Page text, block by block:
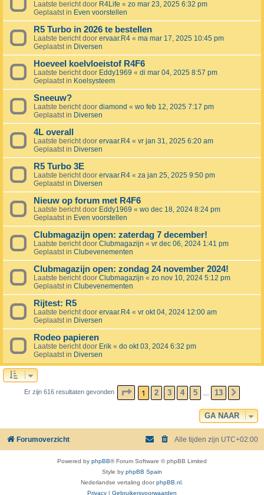
Laatste bericht door R4Life « zo mar 23, 2025 6:32 pm
Geplaatst in Even voorstellen
R5 Turbo in 2026 te bestellen
Laatste bericht door ervaar.R4 « ma mar 17, 2025 10:45 pm
Geplaatst in Diversen
Hoeveel koelvloeistof R4F6
Laatste bericht door Eddy1969 « di mar 04, 2025 8:57 pm
Geplaatst in Koelsysteem
Sneeuw?
Laatste bericht door diamond « wo feb 12, 2025 7:17 pm
Geplaatst in Diversen
4L overall
Laatste bericht door ervaar.R4 « vr jan 31, 2025 6:20 am
Geplaatst in Diversen
R5 Turbo 3E
Laatste bericht door ervaar.R4 « za jan 25, 2025 9:50 pm
Geplaatst in Diversen
Nieuw op forum met R4F6
Laatste bericht door Eddy1969 « wo dec 18, 2024 8:24 pm
Geplaatst in Even voorstellen
Clubmagazijn open: zaterdag 7 december!
Laatste bericht door Clubmagazijn « vr dec 06, 2024 1:41 pm
Geplaatst in Clubevenementen
Clubmagazijn open: zondag 24 november 2024!
Laatste bericht door Clubmagazijn « zo nov 10, 2024 5:12 pm
Geplaatst in Clubevenementen
Rijtest: R5
Laatste bericht door ervaar.R4 « vr okt 04, 2024 12:00 am
Geplaatst in Diversen
Rodeo papieren
Laatste bericht door Erik « do okt 03, 2024 6:32 pm
Geplaatst in Diversen
Er zijn 616 resultaten gevonden PAGINA VAN 13
1 2 3 4 5 13
GA NAAR
Forumoverzicht Alle tijden zijn UTC+02:00
Powered by phpBB® Forum Software © phpBB Limited
Style by phpBB Spain
Nederlandse vertaling doorphpBB.nl .
Privacy
Gebruikersvoorwaarden